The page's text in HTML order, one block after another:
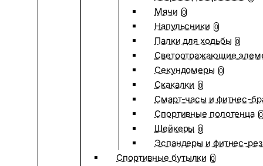
Мячи 0
Напульсники 0
Палки для ходьбы 0
Светоотражающие
Секундомеры 0
Скакалки 0
Смарт-часы и фитнес-
Спортивные полотенца 0
Шейкеры 0
Эспандеры и фитнес-
Спортивные бутылки 0